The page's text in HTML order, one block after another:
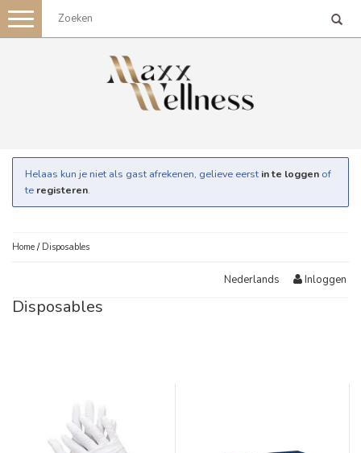
Toggle
navigation
Helaas kun je niet als gast afrekenen, gelieve eerst in te loggen of
te registeren.
Home / Disposables
Nederlands Inloggen
Disposables